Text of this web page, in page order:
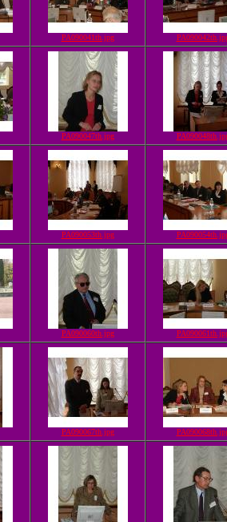
PA090041th.jpg
PA090047th.jpg
PA090053th.jpg
PA090060th.jpg
PA090067th.jpg